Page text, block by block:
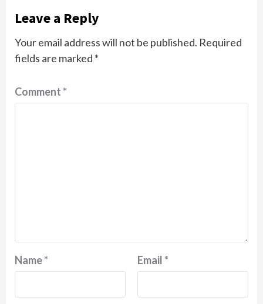
Leave a Reply
Your email address will not be published. Required
fields are marked *
Comment*
Name* Email*